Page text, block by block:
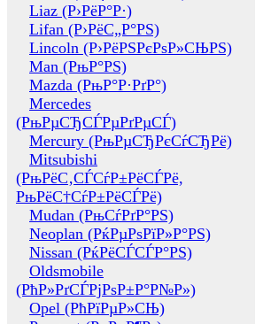
Liaz (Р›РёР°Р·)
Lifan (Р›РёС„Р°РЅ)
Lincoln (Р›РёРЅРєРѕР»СЊРЅ)
Man (РњР°РЅ)
Mazda (РњР°Р·РґР°)
Mercedes
(РњРµСЂСЃРµРґРµСЃ)
Mercury (РњРµСЂРєСѓСЂРё)
Mitsubishi
(РњРёС‚СЃСѓР±РёСЃРё,
РњРёС†СѓР±РёСЃРё)
Mudan (РњСѓРґР°РЅ)
Neoplan (РќРµРѕРїР»Р°РЅ)
Nissan (РќРёСЃСЃР°РЅ)
Oldsmobile
(РћР»РґСЃРјРѕР±Р°Р№Р»)
Opel (РћРїРµР»СЊ)